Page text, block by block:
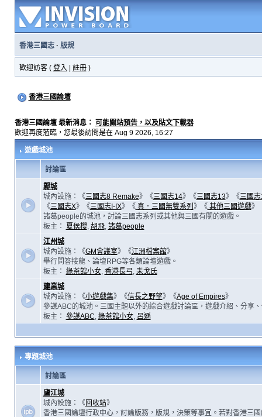
香港三國志· 版規
歡迎訪客 ( 登入 註冊)
香港三國論壇
香港三國論壇 最新消息： 可能關站預告，以及貼文下載器
歡迎再度蒞臨，您最後訪問是在 Aug 9 2026, 16:27
遊戲城池
討論區
鄴城
城內設施：《三國志8 Remake》《三國志14》《三國志13》《三國
《三國志X》《三國志I-IX》《真．三國無雙系列 》《其他三國遊戲》
諸葛people的城池，討論三國志系列或其他與三國有關的遊戲。
板主：
夏侯櫻, 胡飛, 諸葛people
江州城
城內設施：《GM會議室》《江洲檔案館》
舉行問答接龍、論壇RPG等各類論壇遊戲。
板主： 綠茶館小女, 香港長弓, 耒戈氏
建業城
城內設施：《小遊戲集》《信長之野望》《Age of Empires》
參謀ABC的城池。三國主題以外的綜合遊戲討論區，遊戲介紹、分享
板主： 參謀ABC, 綠茶館小女, 呂遜
專題城池
討論區
廬江城
城內設施：《回收站》
香港三國論壇行政中心，討論版務，版規，決策等事宜。若對香港三